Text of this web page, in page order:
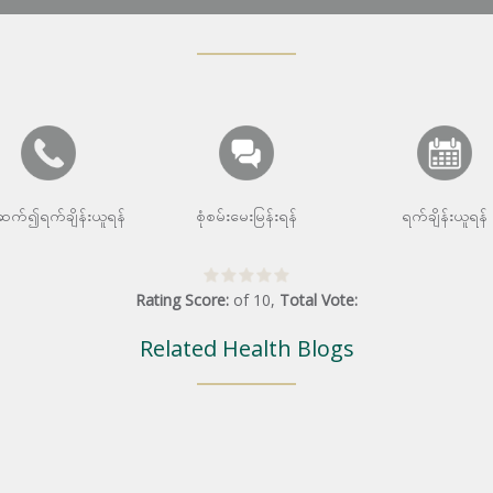
က်၍ရက်ချိန်းယူရန် စုံစမ်းမေးမြန်းရန် ရက်ချိန်းယူရန်
Rating Score: of 10, Total Vote:
Related Health Blogs